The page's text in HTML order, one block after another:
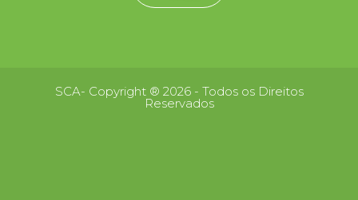
SCA- Copyright ® 2026 - Todos os Direitos
Reservados